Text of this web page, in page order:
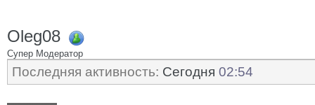
Oleg08
Супер Модератор
Последняя активность: Сегодня 02:54